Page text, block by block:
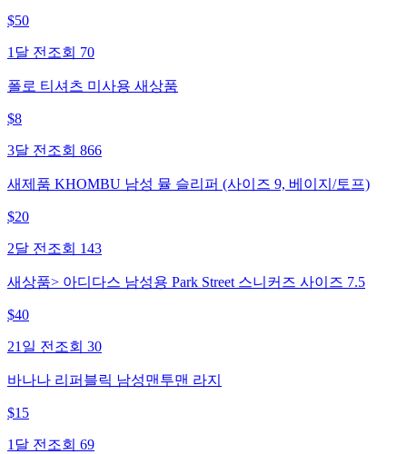
$50
1달 전 조회 70
폴로 티셔츠 미사용 새상품
$8
3달 전 조회 866
새제품 KHOMBU 남성 뮬 슬리퍼 (사이즈 9, 베이지/토프)
$20
2달 전 조회 143
새상품> 아디다스 남성용 Park Street 스니커즈 사이즈 7.5
$40
21일 전 조회 30
바나나 리퍼블릭 남성맨투맨 라지
$15
1달 전 조회 69